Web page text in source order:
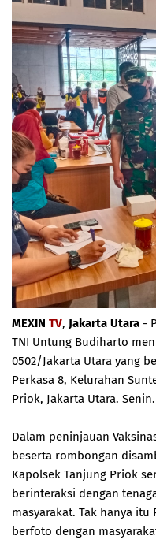
MEXIN TV, Jakarta Utara -
TNI Untung Budiharto
0502/Jakarta Utara yang
Perkasa 8, Kelurahan
Priok, Jakarta Utara.
Dalam peninjauan
beserta rombongan
Kapolsek Tanjung Priok
berinteraksi dengan
masyarakat. Tak hanya itu
berfoto dengan